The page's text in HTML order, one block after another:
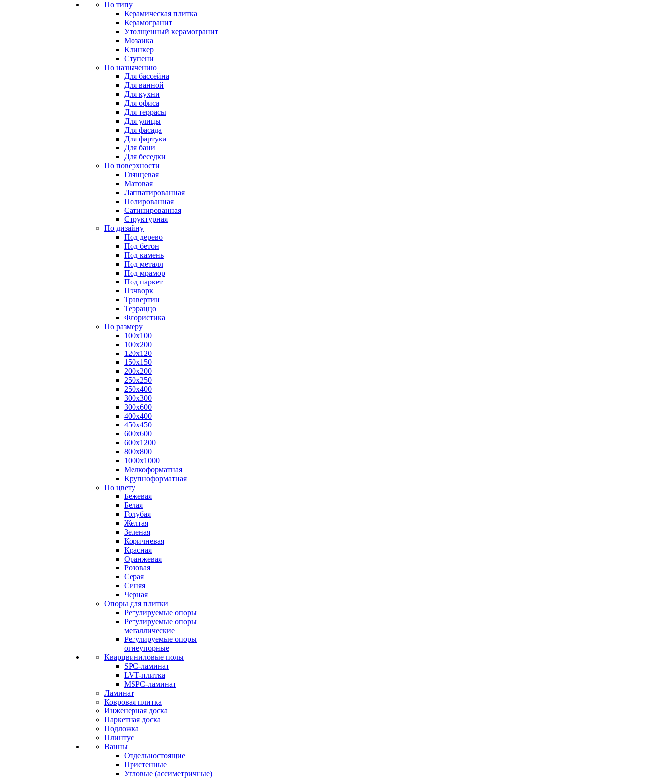
По типу
Керамическая плитка
Керамогранит
Утолщенный керамогранит
Мозаика
Клинкер
Ступени
По назначению
Для бассейна
Для ванной
Для кухни
Для офиса
Для террасы
Для улицы
Для фасада
Для фартука
Для бани
Для беседки
По поверхности
Глянцевая
Матовая
Лаппатированная
Полированная
Сатинированная
Структурная
По дизайну
Под дерево
Под бетон
Под камень
Под металл
Под мрамор
Под паркет
Пэчворк
Травертин
Терраццо
Флористика
По размеру
100х100
100х200
120х120
150х150
200х200
250х250
250х400
300х300
300х600
400х400
450х450
600х600
600х1200
800х800
1000х1000
Мелкоформатная
Крупноформатная
По цвету
Бежевая
Белая
Голубая
Желтая
Зеленая
Коричневая
Красная
Оранжевая
Розовая
Серая
Синяя
Черная
Опоры для плитки
Регулируемые опоры
Регулируемые опоры
металлические
Регулируемые опоры
огнеупорные
Кварцвиниловые полы
SPC-ламинат
LVT-плитка
MSPC-ламинат
Ламинат
Ковровая плитка
Инженерная доска
Паркетная доска
Подложка
Плинтус
Ванны
Отдельностоящие
Пристенные
Угловые (ассиметричные)